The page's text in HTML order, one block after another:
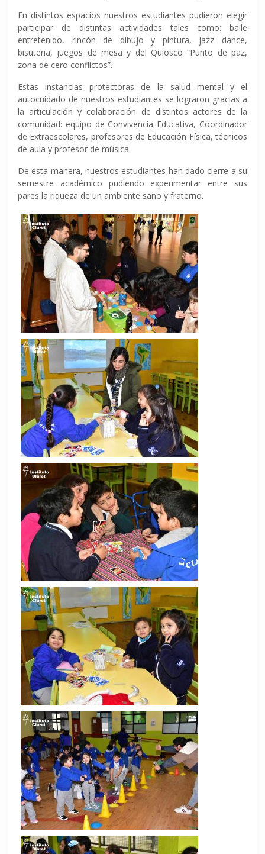
En distintos espacios nuestros estudiantes pudieron elegir
participar de distintas actividades tales como: baile
entretenido, rincón de dibujo y pintura, jazz dance,
bisuteria, juegos de mesa y del Quiosco “Punto de paz,
zona de cero conflictos”.
Estas instancias protectoras de la salud mental y el
autocuidado de nuestros estudiantes se lograron gracias a
la articulación y colaboración de distintos actores de la
comunidad: equipo de Convivencia Educativa, Coordinador
de Extraescolares, profesores de Educación Física, técnicos
de aula y profesor de música.
De esta manera, nuestros estudiantes han dado cierre a su
semestre académico pudiendo experimentar entre sus
pares la riqueza de un ambiente sano y fraterno.